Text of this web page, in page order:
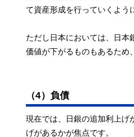
て資産形成を行っていくよう
ただし日本においては、日本
価値が下がるものもあるため
（4）負債
現在では、日銀の追加利上げ
げがあるかが焦点です。